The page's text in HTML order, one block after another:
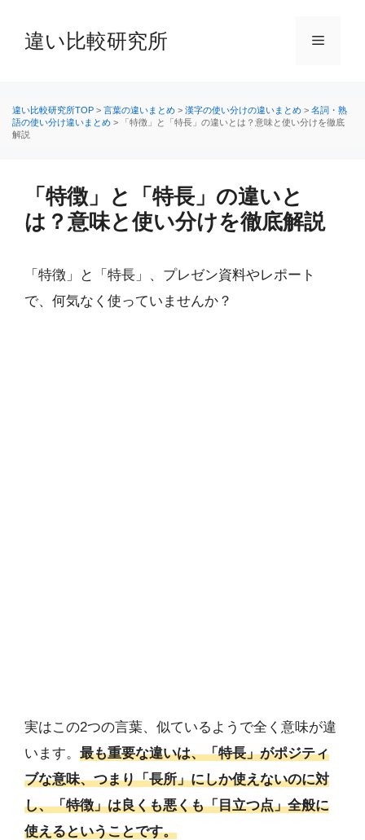
へ
ス
違い比較研究所 メ
違い比較研究所TOP > 言葉の違いまとめ > 漢字の使い分けの違いまとめ > 名詞・熟
語の使い分け違いまとめ >
「特徴」と「特長」の違いとは？意味と使い分けを徹底
解説
「特徴」と「特長」の違いと
は？意味と使い分けを徹底解説
「特徴」と「特長」、プレゼン資料やレポート
で、何気なく使っていませんか？
実はこの2つの言葉、似ているようで全く意味が違
います。 最も重要な違いは、「特長」がポジティ
ブな意味、つまり「長所」にしか使えないのに対
し、「特徴」は良くも悪くも「目立つ点」全般に
使えるということです。